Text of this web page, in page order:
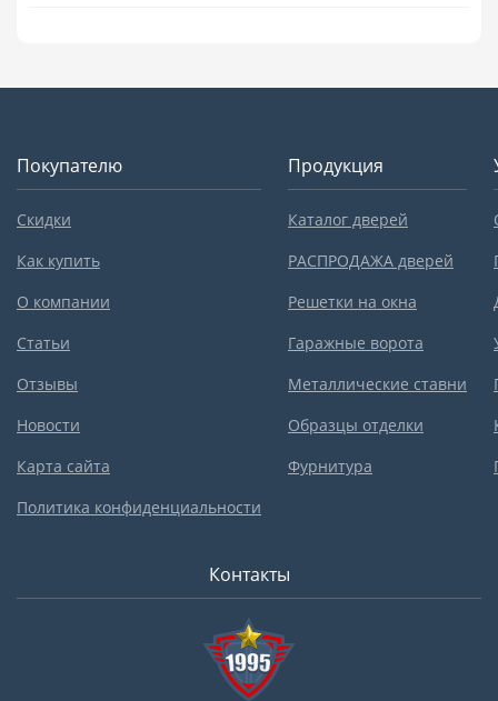
Покупателю
Скидки
Как купить
О компании
Статьи
Отзывы
Новости
Карта сайта
Политика конфиденциальности
Продукция
Каталог дверей
РАСПРОДАЖА дверей
Решетки на окна
Гаражные ворота
Металлические ставни
Образцы отделки
Фурнитура
Контакты